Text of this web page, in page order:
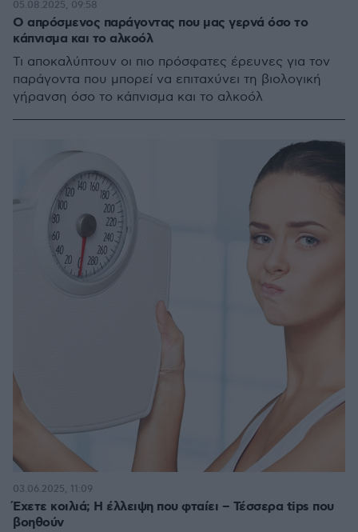
O απρόσμενος παράγοντας που μας γερνά όσο το
κάπνισμα και το αλκοόλ
Τι αποκαλύπτουν οι πιο πρόσφατες έρευνες για τον
παράγοντα που μπορεί να επιταχύνει τη βιολογική
γήρανση όσο το κάπνισμα και το αλκοόλ
05.08.2025, 09:58
Έχετε κοιλιά; Η έλλειψη που φταίει – Τέσσερα tips που
βοηθούν
03.06.2025, 11:09